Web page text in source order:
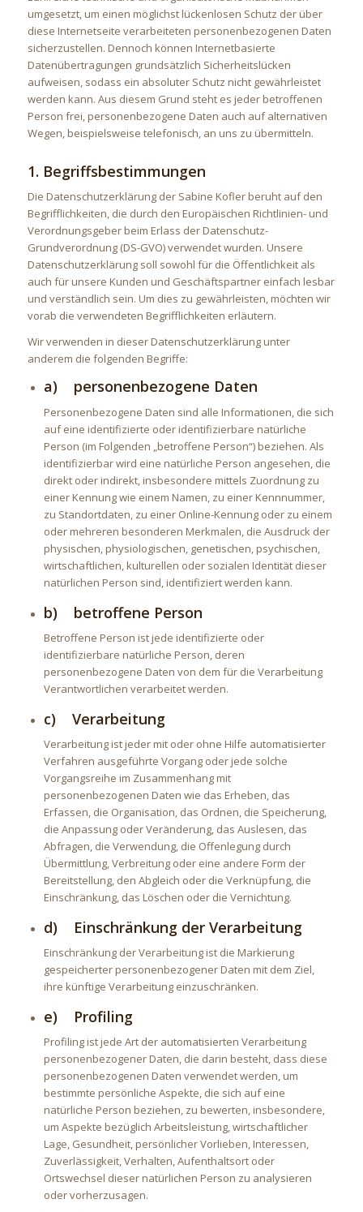
umgesetzt, um einen möglichst lückenlosen Schutz der über
diese Internetseite verarbeiteten personenbezogenen Daten
sicherzustellen. Dennoch können Internetbasierte
Datenübertragungen grundsätzlich Sicherheitslücken
aufweisen, sodass ein absoluter Schutz nicht gewährleistet
werden kann. Aus diesem Grund steht es jeder betroffenen
Person frei, personenbezogene Daten auch auf alternativen
Wegen, beispielsweise telefonisch, an uns zu übermitteln.
1. Begriffsbestimmungen
Die Datenschutzerklärung der Sabine Kofler beruht auf den
Begrifflichkeiten, die durch den Europäischen Richtlinien- und
Verordnungsgeber beim Erlass der Datenschutz-
Grundverordnung (DS-GVO) verwendet wurden. Unsere
Datenschutzerklärung soll sowohl für die Öffentlichkeit als
auch für unsere Kunden und Geschäftspartner einfach lesbar
und verständlich sein. Um dies zu gewährleisten, möchten wir
vorab die verwendeten Begrifflichkeiten erläutern.
Wir verwenden in dieser Datenschutzerklärung unter
anderem die folgenden Begriffe:
a) personenbezogene Daten
Personenbezogene Daten sind alle Informationen, die sich
auf eine identifizierte oder identifizierbare natürliche
Person (im Folgenden „betroffene Person“) beziehen. Als
identifizierbar wird eine natürliche Person angesehen, die
direkt oder indirekt, insbesondere mittels Zuordnung zu
einer Kennung wie einem Namen, zu einer Kennnummer,
zu Standortdaten, zu einer Online-Kennung oder zu einem
oder mehreren besonderen Merkmalen, die Ausdruck der
physischen, physiologischen, genetischen, psychischen,
wirtschaftlichen, kulturellen oder sozialen Identität dieser
natürlichen Person sind, identifiziert werden kann.
b) betroffene Person
Betroffene Person ist jede identifizierte oder
identifizierbare natürliche Person, deren
personenbezogene Daten von dem für die Verarbeitung
Verantwortlichen verarbeitet werden.
c) Verarbeitung
Verarbeitung ist jeder mit oder ohne Hilfe automatisierter
Verfahren ausgeführte Vorgang oder jede solche
Vorgangsreihe im Zusammenhang mit
personenbezogenen Daten wie das Erheben, das
Erfassen, die Organisation, das Ordnen, die Speicherung,
die Anpassung oder Veränderung, das Auslesen, das
Abfragen, die Verwendung, die Offenlegung durch
Übermittlung, Verbreitung oder eine andere Form der
Bereitstellung, den Abgleich oder die Verknüpfung, die
Einschränkung, das Löschen oder die Vernichtung.
d) Einschränkung der Verarbeitung
Einschränkung der Verarbeitung ist die Markierung
gespeicherter personenbezogener Daten mit dem Ziel,
ihre künftige Verarbeitung einzuschränken.
e) Profiling
Profiling ist jede Art der automatisierten Verarbeitung
personenbezogener Daten, die darin besteht, dass diese
personenbezogenen Daten verwendet werden, um
bestimmte persönliche Aspekte, die sich auf eine
natürliche Person beziehen, zu bewerten, insbesondere,
um Aspekte bezüglich Arbeitsleistung, wirtschaftlicher
Lage, Gesundheit, persönlicher Vorlieben, Interessen,
Zuverlässigkeit, Verhalten, Aufenthaltsort oder
Ortswechsel dieser natürlichen Person zu analysieren
oder vorherzusagen.